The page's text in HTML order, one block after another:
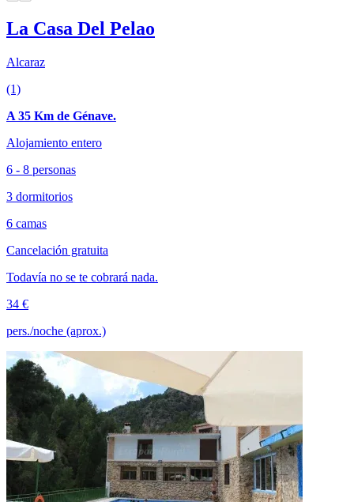
La Casa Del Pelao
Alcaraz
(1)
A 35 Km de Génave.
Alojamiento entero
6 - 8 personas
3 dormitorios
6 camas
Cancelación gratuita
Todavía no se te cobrará nada.
34 €
pers./noche (aprox.)